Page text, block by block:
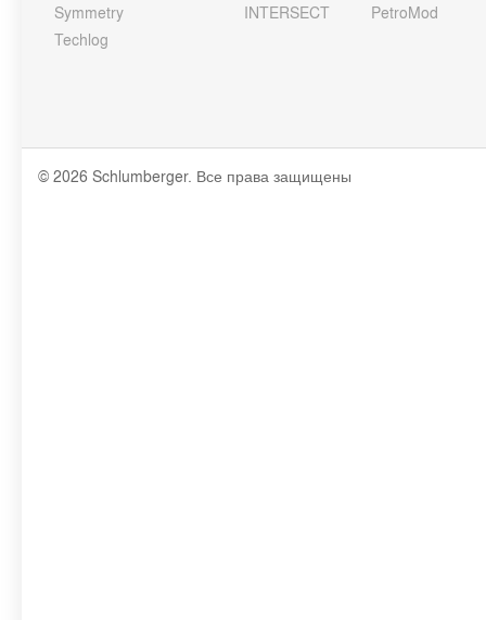
Symmetry
Techlog
INTERSECT
PetroMod
© 2026 Schlumberger. Все права защищены